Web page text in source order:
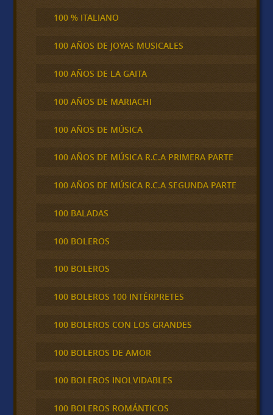
100 % ITALIANO
100 AÑOS DE JOYAS MUSICALES
100 AÑOS DE LA GAITA
100 AÑOS DE MARIACHI
100 AÑOS DE MÚSICA
100 AÑOS DE MÚSICA R.C.A PRIMERA PARTE
100 AÑOS DE MÚSICA R.C.A SEGUNDA PARTE
100 BALADAS
100 BOLEROS
100 BOLEROS
100 BOLEROS 100 INTÉRPRETES
100 BOLEROS CON LOS GRANDES
100 BOLEROS DE AMOR
100 BOLEROS INOLVIDABLES
100 BOLEROS ROMÁNTICOS